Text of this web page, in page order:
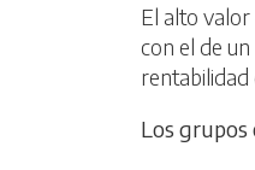
El alto
con el de
rentabilidad
Los grupos